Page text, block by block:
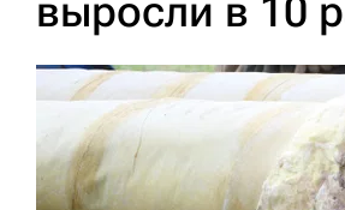
выросли в 10